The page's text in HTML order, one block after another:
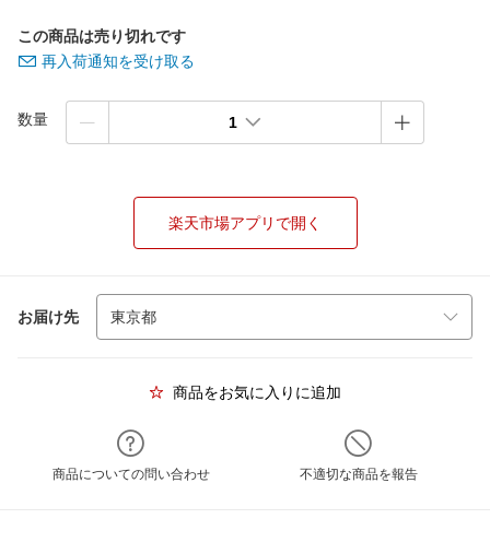
この商品は売り切れです
再入荷通知を受け取る
数量 1
楽天市場アプリで開く
お届け先
商品をお気に入りに追加
商品についての問い合わせ 不適切な商品を報告